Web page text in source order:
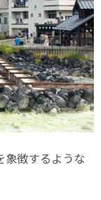
象徴するような